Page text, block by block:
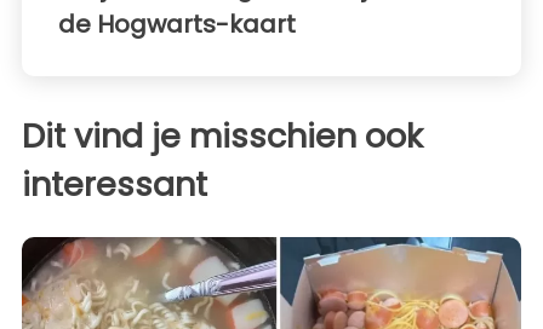
de Hogwarts-kaart
Dit vind je misschien ook
interessant